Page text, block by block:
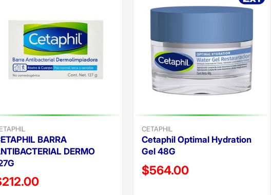
BARRA
DERMO
reducido de
CETAPHIL
Cetaphil Optimal Hydration
Gel 48G
Precio reducido de
$564.00